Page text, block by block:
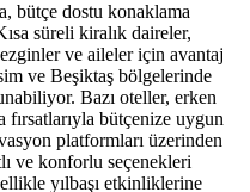
bütçe dostu konaklama
süreli kiralık daireler,
ve aileler için avantaj
ve Beşiktaş bölgelerinde
Bazı oteller, erken
bütçenize uygun
platformları üzerinden
ve konforlu seçenekleri
yılbaşı etkinliklerine